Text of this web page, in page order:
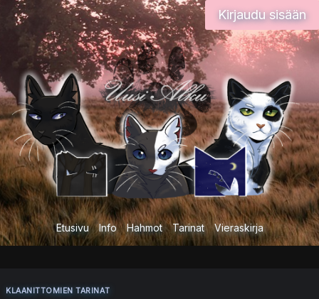
Siirry
sisältöön
Kirjaudu sisään
Etusivu Info Hahmot Tarinat Vieraskirja
KLAANITTOMIEN TARINAT